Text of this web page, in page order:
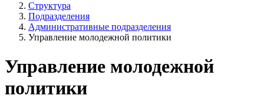
Структура
Подразделения
Административные подразделения
Управление молодежной политики
Управление молодежной
политики